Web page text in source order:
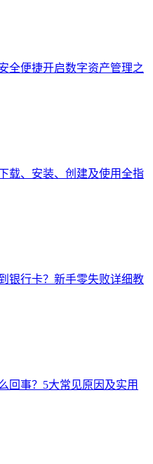
全便捷开启数字资产管理之
载、安装、创建及使用全指
银行卡？新手零失败详细教
回事？5大常见原因及实用